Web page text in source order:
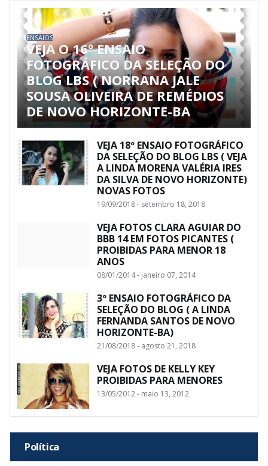
ENSAIOS
VEJA O 16º ENSAIO
FOTOGRÁFICO DA SELEÇÃO DO
BLOG LBS ( NORRANA JALE
SOUSA OLIVEIRA DE REMÉDIOS
DE NOVO HORIZONTE-BA
VEJA 18º ENSAIO FOTOGRÁFICO
DA SELEÇÃO DO BLOG LBS ( VEJA
A LINDA MORENA VALÉRIA IRES
DA SILVA DE NOVO HORIZONTE)
NOVAS FOTOS
19/09/2018 - setembro 18, 2018
VEJA FOTOS CLARA AGUIAR DO
BBB 14 EM FOTOS PICANTES (
PROIBIDAS PARA MENOR 18
ANOS
08/01/2014 - janeiro 07, 2014
3º ENSAIO FOTOGRÁFICO DA
SELEÇÃO DO BLOG ( A LINDA
FERNANDA SANTOS DE NOVO
HORIZONTE-BA)
21/08/2018 - agosto 21, 2018
VEJA FOTOS DE KELLY KEY
PROIBIDAS PARA MENORES
13/05/2012 - maio 13, 2012
Política